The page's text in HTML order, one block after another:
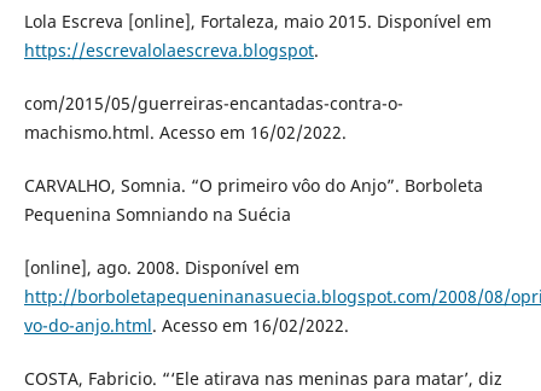
Lola Escreva [online], Fortaleza, maio 2015. Disponível em
https://escrevalolaescreva.blogspot.
com/2015/05/guerreiras-encantadas-contra-o-
machismo.html. Acesso em 16/02/2022.
CARVALHO, Somnia. “O primeiro vôo do Anjo”. Borboleta
Pequenina Somniando na Suécia
[online], ago. 2008. Disponível em
http://borboletapequeninanasuecia.blogspot.com/2008/08/
vo-do-anjo.html. Acesso em 16/02/2022.
COSTA, Fabricio. “‘Ele atirava nas meninas para matar’, diz